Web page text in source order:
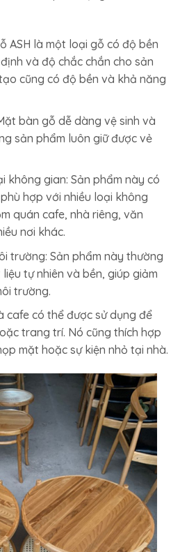
ASH là một loại gỗ có độ bền
và độ chắc chắn cho sản
cũng có độ bền và khả năng
bàn gỗ dễ dàng vệ sinh và
sản phẩm luôn giữ được vẻ
không gian: Sản phẩm này có
hợp với nhiều loại không
quán cafe, nhà riêng, văn
nơi khác.
trường: Sản phẩm này thường
tự nhiên và bền, giúp giảm
trường.
cafe có thể được sử dụng để
trang trí. Nó cũng thích hợp
mặt hoặc sự kiện nhỏ tại nhà.